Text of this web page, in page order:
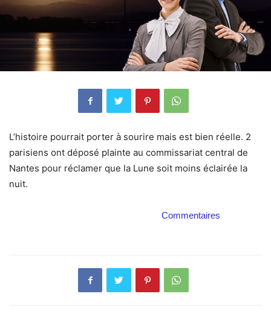
L’histoire pourrait porter à sourire mais est bien réelle. 2
parisiens ont déposé plainte au commissariat central de
Nantes pour réclamer que la Lune soit moins éclairée la
nuit.
Commentaires